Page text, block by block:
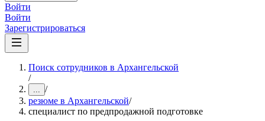
Войти
Войти
Зарегистрироваться
Поиск сотрудников в Архангельской
/
... /
резюме в Архангельской/
специалист по предпродажной подготовке